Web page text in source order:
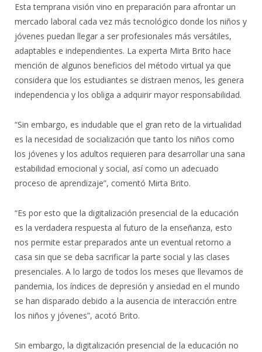
Esta temprana visión vino en preparación para afrontar un
mercado laboral cada vez más tecnológico donde los niños y
jóvenes puedan llegar a ser profesionales más versátiles,
adaptables e independientes. La experta Mirta Brito hace
mención de algunos beneficios del método virtual ya que
considera que los estudiantes se distraen menos, les genera
independencia y los obliga a adquirir mayor responsabilidad.
“Sin embargo, es indudable que el gran reto de la virtualidad
es la necesidad de socialización que tanto los niños como
los jóvenes y los adultos requieren para desarrollar una sana
estabilidad emocional y social, así como un adecuado
proceso de aprendizaje”, comentó Mirta Brito.
“Es por esto que la digitalización presencial de la educación
es la verdadera respuesta al futuro de la enseñanza, esto
nos permite estar preparados ante un eventual retorno a
casa sin que se deba sacrificar la parte social y las clases
presenciales. A lo largo de todos los meses que llevamos de
pandemia, los índices de depresión y ansiedad en el mundo
se han disparado debido a la ausencia de interacción entre
los niños y jóvenes”, acotó Brito.
Sin embargo, la digitalización presencial de la educación no